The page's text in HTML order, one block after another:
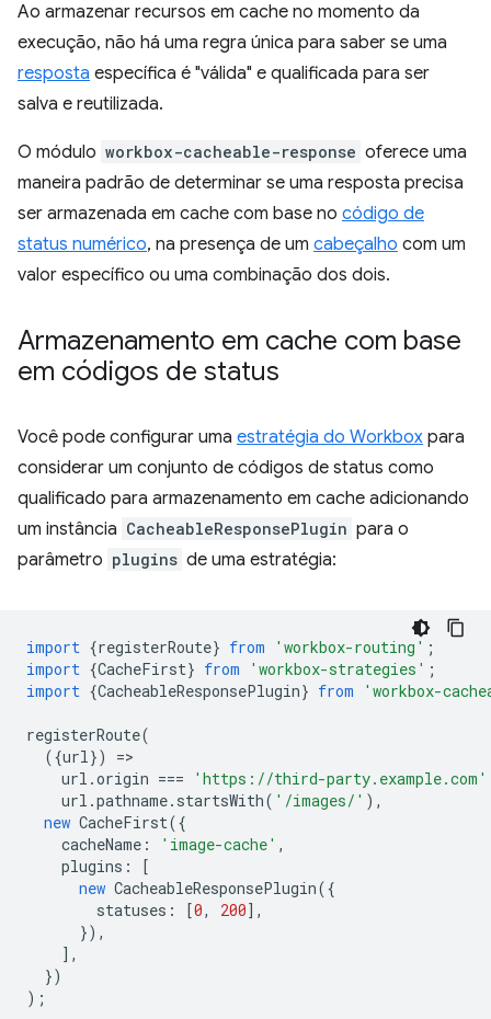
Ao armazenar recursos em cache no momento da
execução, não há uma regra única para saber se uma
resposta específica é "válida" e qualificada para ser
salva e reutilizada.
O módulo workbox-cacheable-response oferece uma
maneira padrão de determinar se uma resposta precisa
ser armazenada em cache com base no código de
status numérico, na presença de um cabeçalho com um
valor específico ou uma combinação dos dois.
Armazenamento em cache com base
em códigos de status
Você pode configurar uma estratégia do Workbox para
considerar um conjunto de códigos de status como
qualificado para armazenamento em cache adicionando
um instância CacheableResponsePlugin para o
parâmetro plugins de uma estratégia:
import {registerRoute} from 'workbox-routing' ;
import {CacheFirst} from 'workbox-strategies' ;
import {CacheableResponsePlugin} from 'workbox-
registerRoute(
({url}) =
url .origin ===
'https://third-party.example.com'
url .pathname. startsWith( '/images/' ),
new CacheFirst({
cacheName : 'image-cache' ,
plugins :
[
new CacheableResponsePlugin({
statuses : [0, 200],
}),
],
})
);